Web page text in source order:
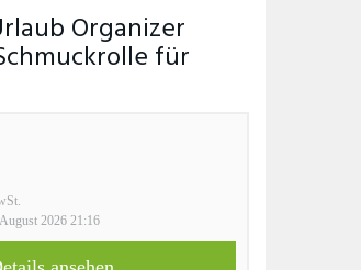
Organizer
für
2026 21:16